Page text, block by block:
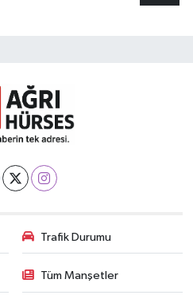
Trafik Durumu
Tüm Manşetler